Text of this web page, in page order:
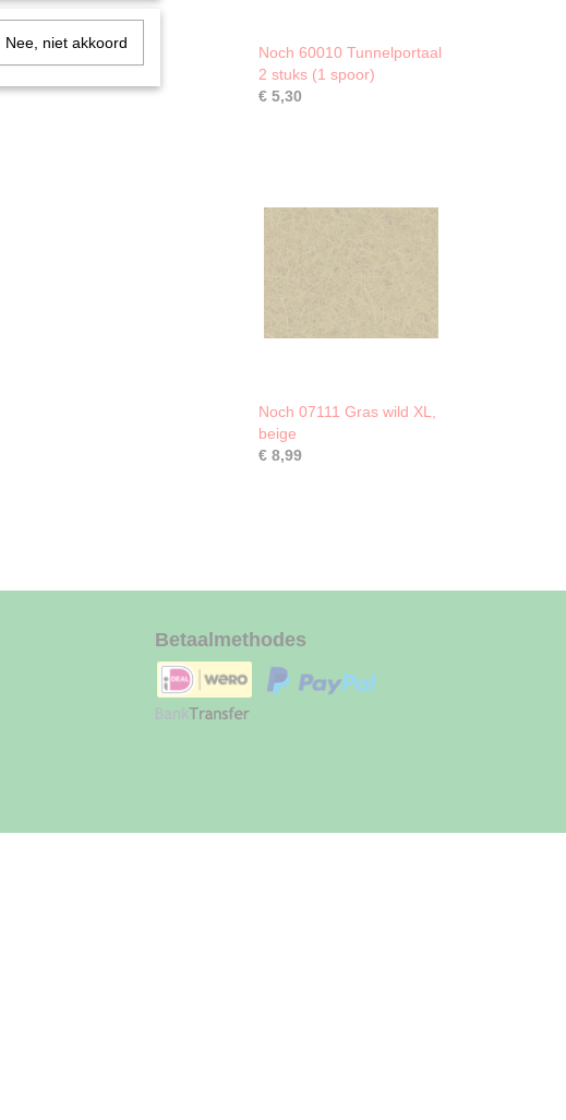
Noch 60010 Tunnelportaal
2 stuks (1 spoor)
€ 5,30
Noch 07111 Gras wild XL,
beige
€ 8,99
Betaalmethodes
Nee, niet akkoord